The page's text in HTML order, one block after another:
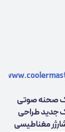
یک صحنه صوتی
جدید طراحی
مغناطیسی